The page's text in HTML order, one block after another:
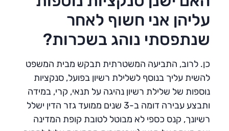
עליהן אני חשוף לאחר
שנתפסתי נוהג בשכרות?
כן. לרוב, התביעה המשטרתית תבקש מבית המשפט
להשית עליך בנוסף לשלילת רשיון בפועל, סנקציות
נוספות של שלילת רשיון נהיגה על תנאי, קרי, במידה
ותבצע עבירה דומה ב-3 שנים ממועד גזר הדין ישלל
רשיונך, קנס כספי לא מבוטל לטובת קופת המדינה